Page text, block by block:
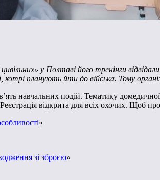
у Полтаві його тренінги
котрі планують йти до війська. Тому
навчальних подій. Тематику
відкрита для всіх охочих. Щоб
»
зі зброєю»